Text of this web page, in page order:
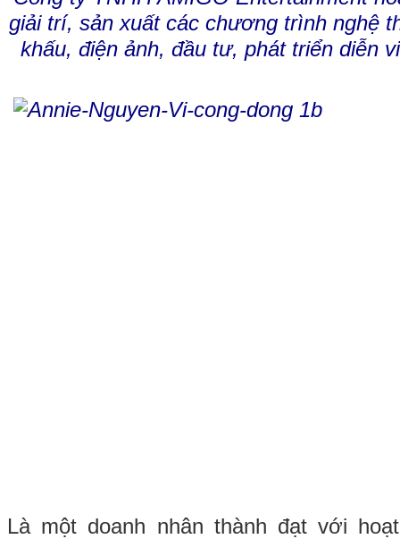
giải trí, sản xuất các chương trình nghệ
khấu, điện ảnh, đầu tư, phát triển diễn
Là một doanh nhân thành đạt với